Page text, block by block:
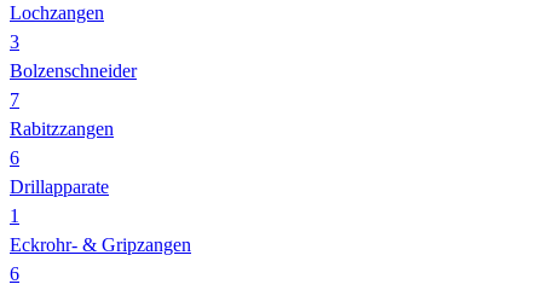
Lochzangen
3
Bolzenschneider
7
Rabitzzangen
6
Drillapparate
1
Eckrohr- & Gripzangen
6